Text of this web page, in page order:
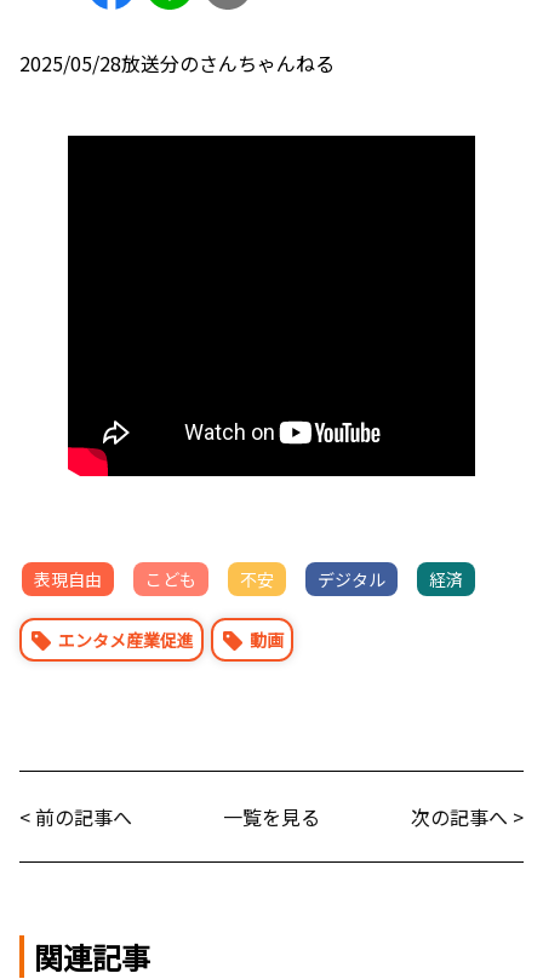
2025/05/28放送分のさんちゃんねる
表現自由 こども 不安 デジタル 経済
エンタメ産業促進 動画
< 前の記事へ 一覧を見る 次の記事へ >
関連記事